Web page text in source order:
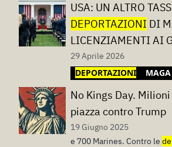
USA: UN ALTRO
DEPORTAZIONI DI
LICENZIAMENTI AI
DELL’IMMIGRAZIONE
29 Aprile 2026
DEPORTAZIONI MAGA
No Kings Day.
piazza contro Trump
19 Giugno 2025
e 700 Marines. Contro le